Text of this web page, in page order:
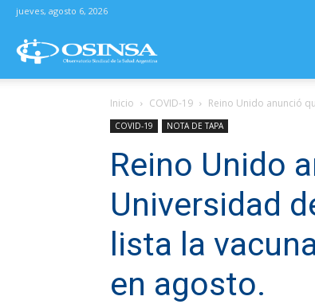
jueves, agosto 6, 2026
–
Observatorio
Sindical
de
Inicio COVID-19 Reino Unido anunció
COVID-19 NOTA DE TAPA
Reino Unido
Universidad
lista la
en agosto.